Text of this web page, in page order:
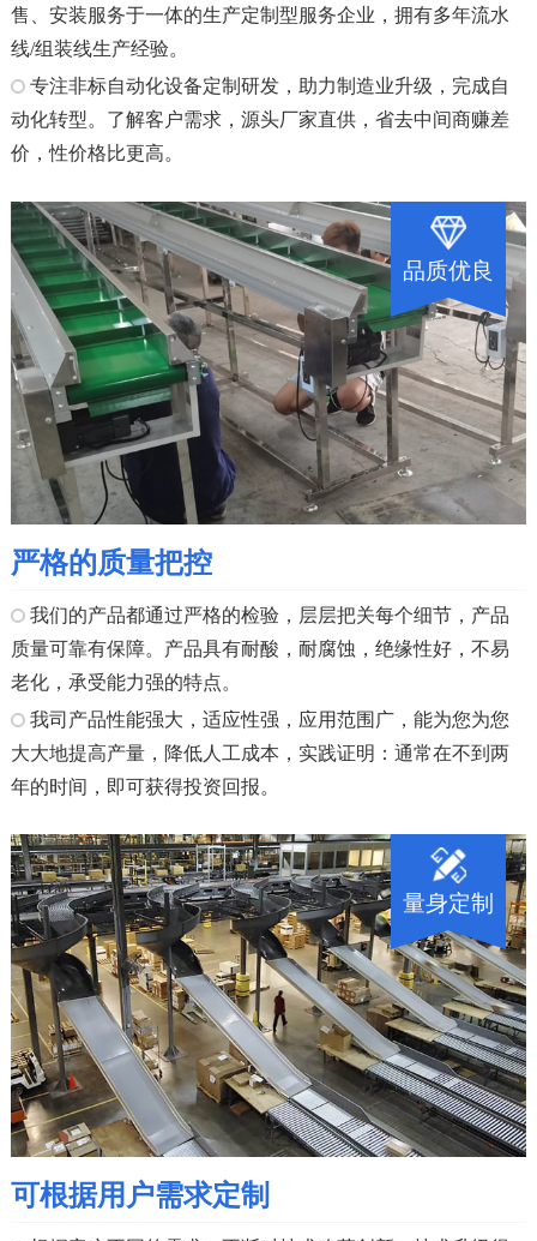
售、安装服务于一体的生产定制型服务企业，拥有多年流水
线/组装线生产经验。
专注非标自动化设备定制研发，助力制造业升级，完成自
动化转型。了解客户需求，源头厂家直供，省去中间商赚差
价，性价格比更高。
品质优良
严格的质量把控
我们的产品都通过严格的检验，层层把关每个细节，产品
质量可靠有保障。产品具有耐酸，耐腐蚀，绝缘性好，不易
老化，承受能力强的特点。
我司产品性能强大，适应性强，应用范围广，能为您为您
大大地提高产量，降低人工成本，实践证明：通常在不到两
年的时间，即可获得投资回报。
量身定制
可根据用户需求定制